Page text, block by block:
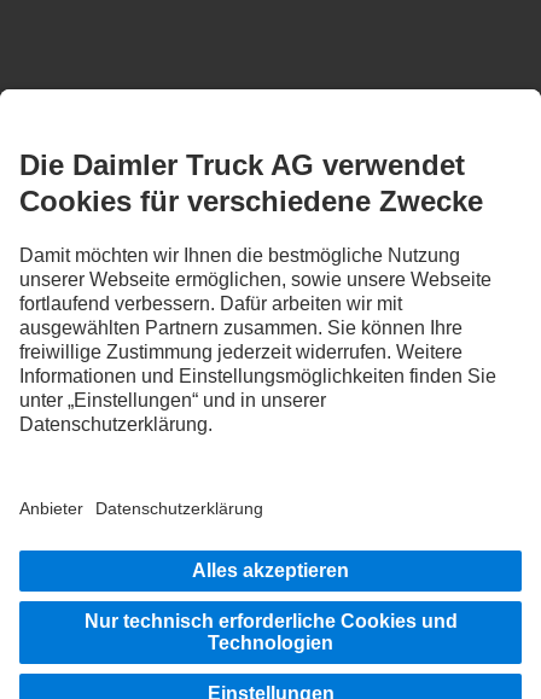
Entdecke Mercedes-Benz Trucks auf unseren digitalen
Kanälen.
FOLLOW THE ROADSTARS.
Tausche jetzt Erfahrungen mit anderen Truckerinnen und